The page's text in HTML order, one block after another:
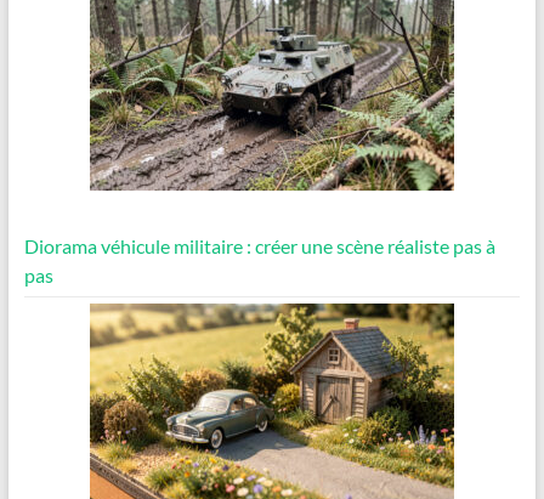
Diorama véhicule militaire : créer une scène réaliste pas à
pas